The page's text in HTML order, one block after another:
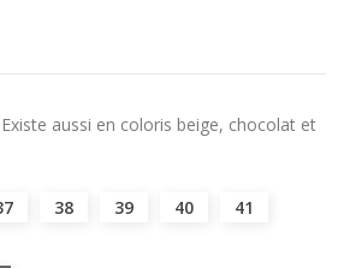
aussi en coloris beige, chocolat et
38 39 40 41